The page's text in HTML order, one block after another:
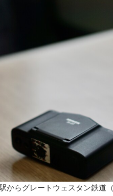
からグレートウェスタン鉄道